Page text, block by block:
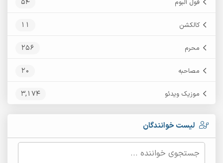
فول آلبوم 54
کالکشن 11
محرم 256
مصاحبه 20
موزیک ویدئو 3,174
لیست خوانندگان